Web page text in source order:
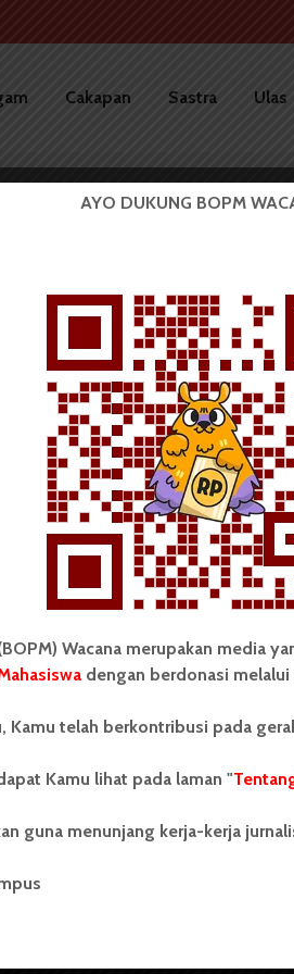
Cakapan Sastra Ulas
BERITA KAMPUS
MPMF Targetkan LPJ
Pertengahan Maret
Redaksi 24 Februari 2018 1
pers mahasiswa
mahasiswa
Utara (USU).
Mahasiswa
Mahasiswa SUARA
pada 1 Juli 1995.
Info
AYO DUKUNG BOPM
Wacana merupakan media
dengan berdonasi melalui
telah berkontribusi pada
Kamu lihat pada laman "
guna menunjang kerja-kerja